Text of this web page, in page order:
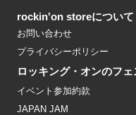
rockin'on storeについて
お問い合わせ
プライバシーポリシー
ロッキング・オンのフ
イベント参加約款
JAPAN JAM